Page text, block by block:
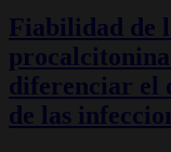
Fiabilidad de
diferenciar el
de las